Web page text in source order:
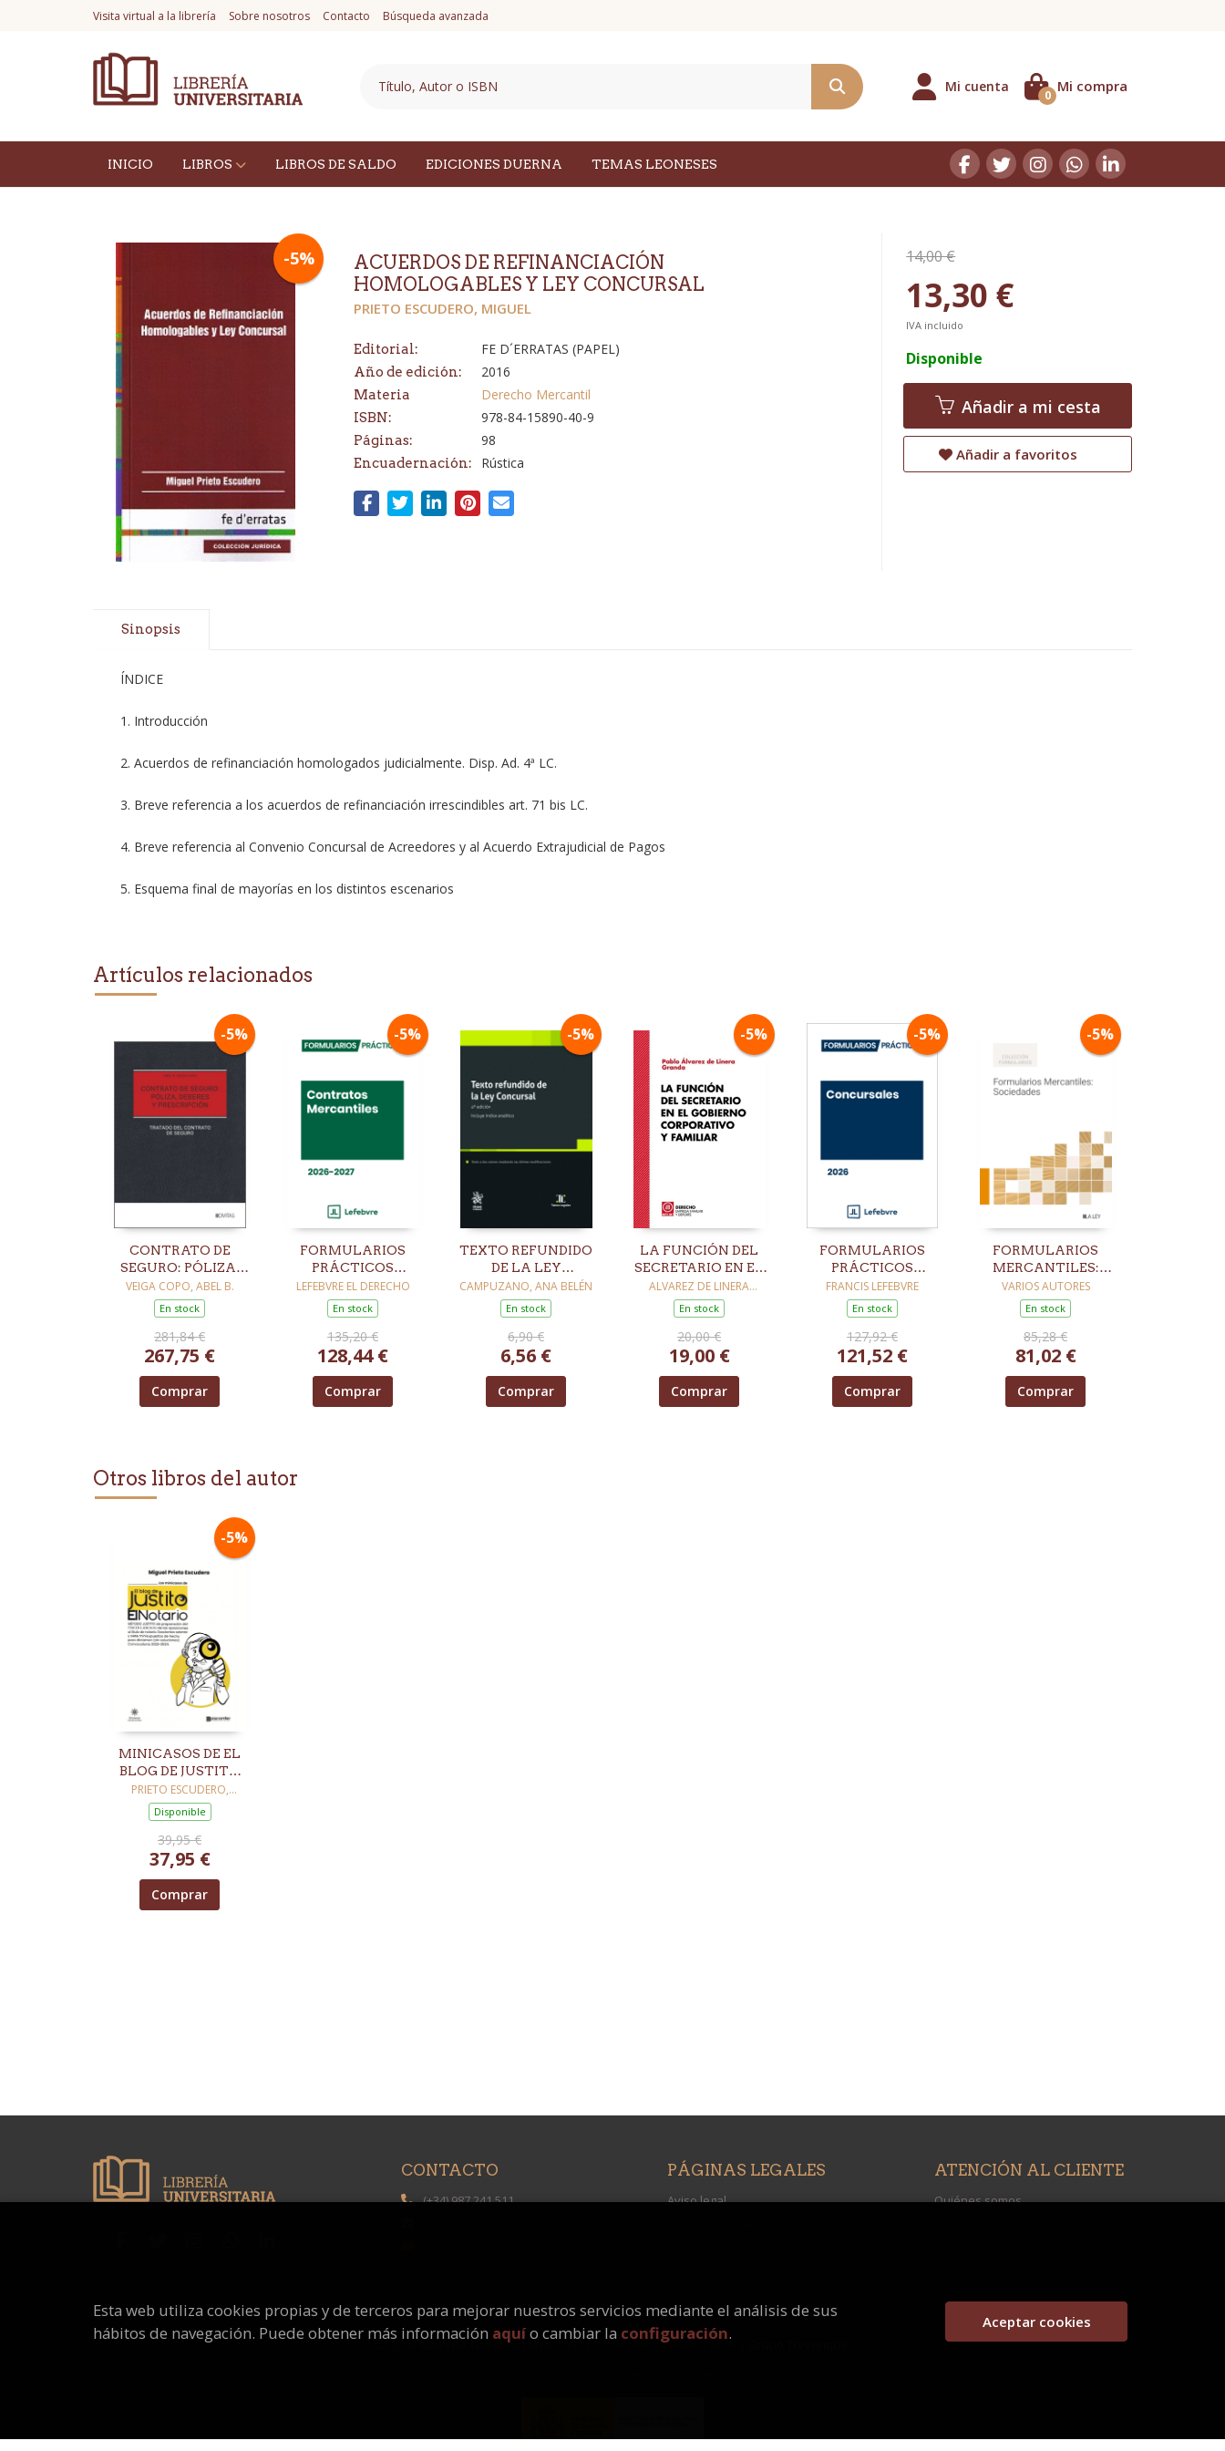
Visita virtual a la librería Sobre nosotros Contacto Búsqueda avanzada
Mi cuenta Mi compra
0
INICIO LIBROS LIBROS DE SALDO EDICIONES DUERNA TEMAS LEONESES
-5%
ACUERDOS DE REFINANCIACIÓN
HOMOLOGABLES Y LEY CONCURSAL
PRIETO ESCUDERO, MIGUEL
Editorial: FE D´ERRATAS (PAPEL)
Año de edición: 2016
Materia Derecho Mercantil
ISBN: 978-84-15890-40-9
Páginas: 98
Encuadernación: Rústica
14,00 €
13,30 €
IVA incluido
Disponible
Añadir a mi cesta
Añadir a favoritos
Sinopsis
ÍNDICE
1. Introducción
2. Acuerdos de refinanciación homologados judicialmente. Disp. Ad. 4ª LC.
3. Breve referencia a los acuerdos de refinanciación irrescindibles art. 71 bis LC.
4. Breve referencia al Convenio Concursal de Acreedores y al Acuerdo Extrajudicial de Pagos
5. Esquema final de mayorías en los distintos escenarios
Artículos relacionados
-5%
CONTRATO DE
SEGURO: PÓLIZA,
DEBERES Y
PRESCRIPCIÓN
VEIGA COPO, ABEL B.
En stock
281,84 €
267,75 €
Comprar
-5%
FORMULARIOS
PRÁCTICOS
CONTRATOS
MERCANTILES
2026-2027
LEFEBVRE EL DERECHO
En stock
135,20 €
128,44 €
Comprar
-5%
TEXTO REFUNDIDO
DE LA LEY
CONCURSAL. 4ª
EDICIÓN
CAMPUZANO, ANA BELÉN
En stock
6,90 €
6,56 €
Comprar
-5%
LA FUNCIÓN DEL
SECRETARIO EN EL
GOBIERNO
CORPORATIVO Y
FAMILIAR
ALVAREZ DE LINERA
GRANDA, PABLO
En stock
20,00 €
19,00 €
Comprar
-5%
FORMULARIOS
PRÁCTICOS
CONCURSALES
2026
FRANCIS LEFEBVRE
En stock
127,92 €
121,52 €
Comprar
-5%
FORMULARIOS
MERCANTILES:
SOCIEDADES
VARIOS AUTORES
En stock
85,28 €
81,02 €
Comprar
Otros libros del autor
-5%
MINICASOS DE EL
BLOG DE JUSTITO
EL NOTARIO
PRIETO ESCUDERO,
MIGUEL
Disponible
39,95 €
37,95 €
Comprar
CONTACTO
(+34) 987 241 511
PÁGINAS LEGALES
Aviso legal
ATENCIÓN AL CLIENTE
Quiénes somos
2026 © Librería Universitaria. Todos los Derechos Reservados |
Esta web utiliza cookies propias y de terceros para mejorar nuestros servicios mediante el análisis de sus
hábitos de navegación. Puede obtener más información aquío cambiar la configuración.
Aceptar cookies